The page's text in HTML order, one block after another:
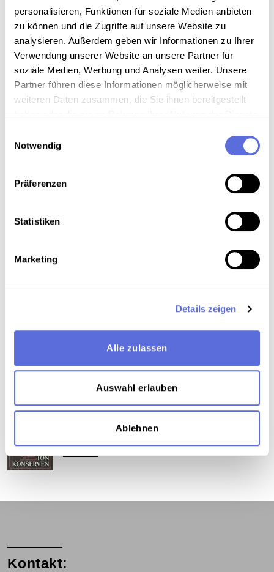
personalisieren, Funktionen für soziale Medien anbieten
zu können und die Zugriffe auf unsere Website zu
analysieren. Außerdem geben wir Informationen zu Ihrer
Verwendung unserer Website an unsere Partner für
soziale Medien, Werbung und Analysen weiter. Unsere
Partner führen diese Informationen möglicherweise mit
weiteren Daten zusammen, die Sie ihnen bereitgestellt
Notwendig
Präferenzen
Statistiken
Marketing
Details zeigen
Alle zulassen
Auswahl erlauben
Ablehnen
Technische Anmerkungen
Schellackdigitalisierung - automatisierte
Signalverbesserung
Download
Verortung in der digitalen Sammlung
Schlagworte
Kabarett,
Publizierte und vervielfältigte
Das Medium in Onlineausstellungen
Dieses Medium wird hier verwendet:
Kontakt: